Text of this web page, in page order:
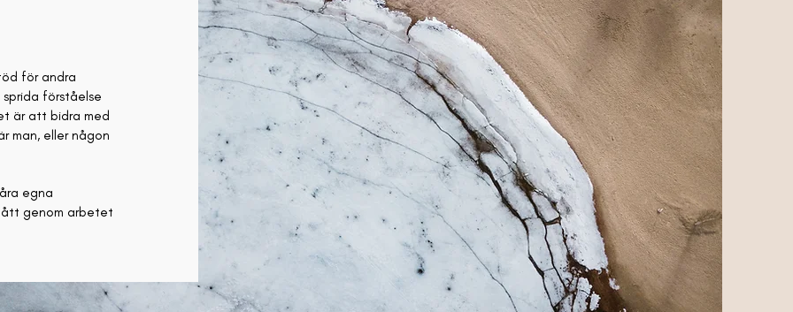
för andra
förståelse
är att bidra med
man, eller någon
egna
genom arbetet